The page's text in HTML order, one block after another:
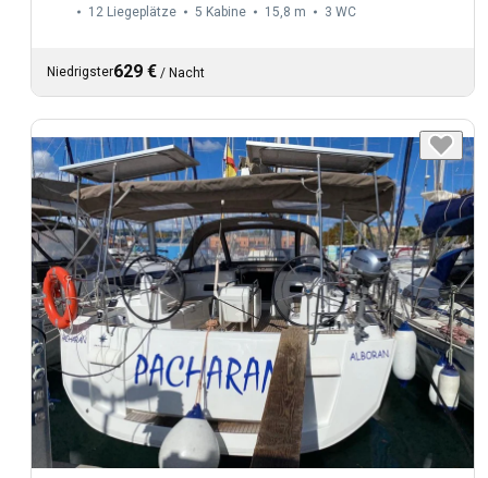
12 Liegeplätze 5 Kabine 15,8 m 3 WC
Niedrigster629 € / Nacht